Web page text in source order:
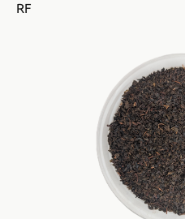
RF
Bildergalerie überspringen